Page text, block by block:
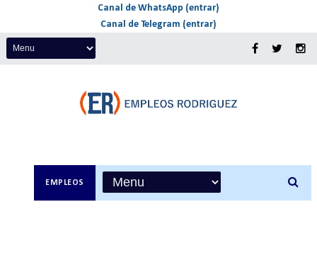
Canal de WhatsApp (entrar)
Canal de Telegram (entrar)
EMPLEOS